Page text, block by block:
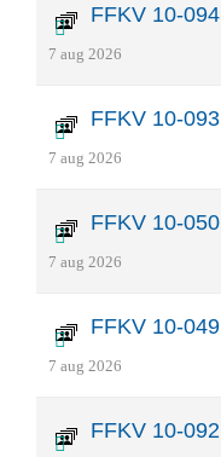
FFKV 10-094
7 aug 2026
FFKV 10-093
7 aug 2026
FFKV 10-050
7 aug 2026
FFKV 10-049
7 aug 2026
FFKV 10-092